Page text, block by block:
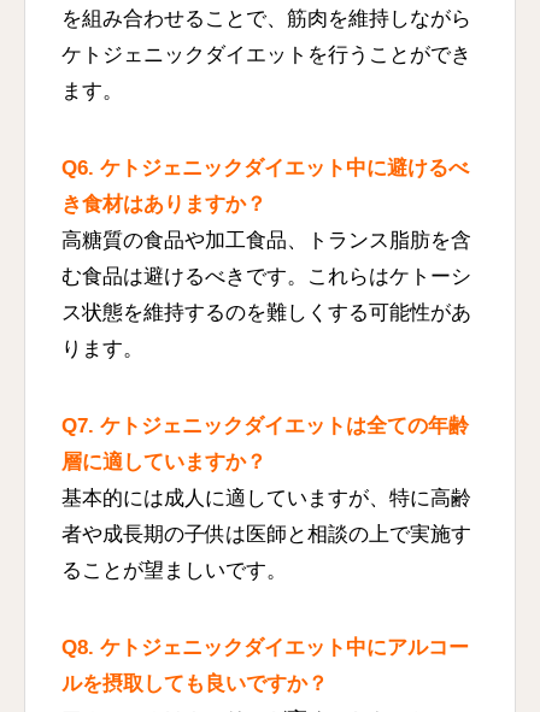
を組み合わせることで、筋肉を維持しながら
ケトジェニックダイエットを行うことができ
ます。
Q6. ケトジェニックダイエット中に避けるべ
き食材はありますか？
高糖質の食品や加工食品、トランス脂肪を含
む食品は避けるべきです。これらはケトーシ
ス状態を維持するのを難しくする可能性があ
ります。
Q7. ケトジェニックダイエットは全ての年齢
層に適していますか？
基本的には成人に適していますが、特に高齢
者や成長期の子供は医師と相談の上で実施す
ることが望ましいです。
Q8. ケトジェニックダイエット中にアルコー
ルを摂取しても良いですか？